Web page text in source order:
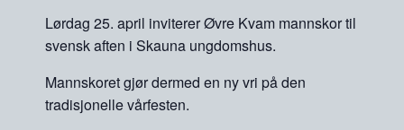
Lørdag 25. april inviterer Øvre Kvam mannskor til
svensk aften i Skauna ungdomshus.
Mannskoret gjør dermed en ny vri på den
tradisjonelle vårfesten.